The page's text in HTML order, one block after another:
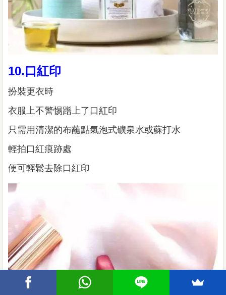
10.口紅印
扮裝更衣時
衣服上不警惕蹭上了口紅印
只需用清潔的布蘸點氣泡式礦泉水或蘇打水
輕拍口紅痕跡處
便可輕鬆去除口紅印